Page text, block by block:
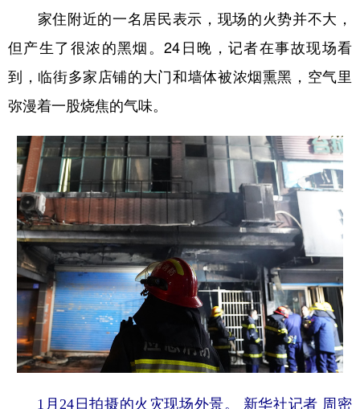
家住附近的一名居民表示，现场的火势并不大，
但产生了很浓的黑烟。24日晚，记者在事故现场看
到，临街多家店铺的大门和墙体被浓烟熏黑，空气里
弥漫着一股烧焦的气味。
1月24日拍摄的火灾现场外景。 新华社记者 周密